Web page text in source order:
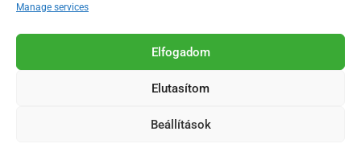
Manage services
Elfogadom
Elutasítom
Beállítások
o
o
-
b
e
s
Az Érd Média médiaszolgáltatási tevékenységét a
Médiatanács a Magyar Média Mecenatúra program
2018-2026. © Minden jog fenntartva, Érd Megyei Jogú Város